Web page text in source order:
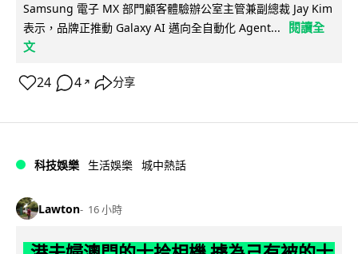
Samsung 電子 MX 部門顧客體驗辦公室主管兼副總裁 Jay Kim
表示，品牌正推動 Galaxy AI 邁向全自動化 Agent...
閱讀全
文
24 4 ↗ 分享
科技娛樂 生活娛樂 城中熱話
Lawton 16 小時